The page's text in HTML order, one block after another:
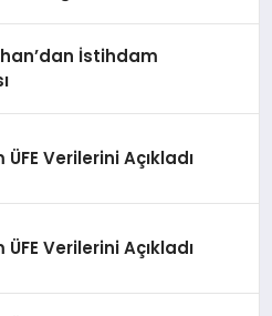
İstihdam
ÜFE Verilerini Açıkladı
ÜFE Verilerini Açıkladı